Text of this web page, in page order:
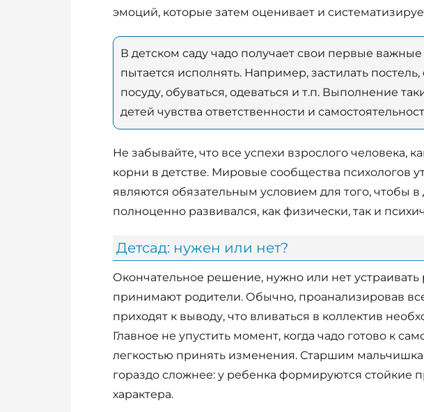
эмоций, которые затем оценивает и
В детском саду чадо получает свои первые
пытается исполнять. Например, застилать
посуду, обуваться, одеваться и т.п. Выполнение
детей чувства ответственности и
Не забывайте, что все успехи взрослого человека,
корни в детстве. Мировые сообщества психологов
являются обязательным условием для того, чтобы
полноценно развивался, как физически, так и
Детсад: нужен или нет?
Окончательное решение, нужно или нет устраивать
принимают родители. Обычно, проанализировав
приходят к выводу, что вливаться в коллектив
Главное не упустить момент, когда чадо готово к
легкостью принять изменения. Старшим
гораздо сложнее: у ребенка формируются стойкие
характера.